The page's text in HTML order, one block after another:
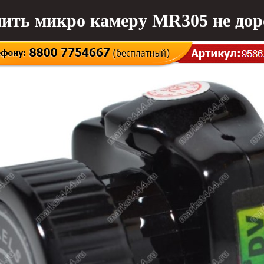
микро камеру MR305 не